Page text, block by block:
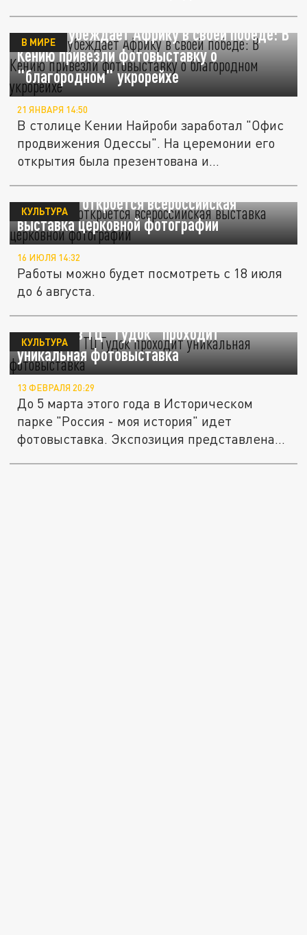
Украина убеждает Африку в своей победе: В
Кению привезли фотовыставку о
"благородном" укрорейхе
В МИРЕ
21 ЯНВАРЯ 14:50
В столице Кении Найроби заработал "Офис
продвижения Одессы". На церемонии его
открытия была презентована и...
В Иванове откроется всероссийская
выставка церковной фотографии
КУЛЬТУРА
16 ИЮЛЯ 14:32
Работы можно будет посмотреть с 18 июля
до 6 августа.
В Самаре в ТЦ "Гудок" проходит
уникальная фотовыставка
КУЛЬТУРА
13 ФЕВРАЛЯ 20:29
До 5 марта этого года в Историческом
парке "Россия - моя история" идет
фотовыставка. Экспозиция представлена...